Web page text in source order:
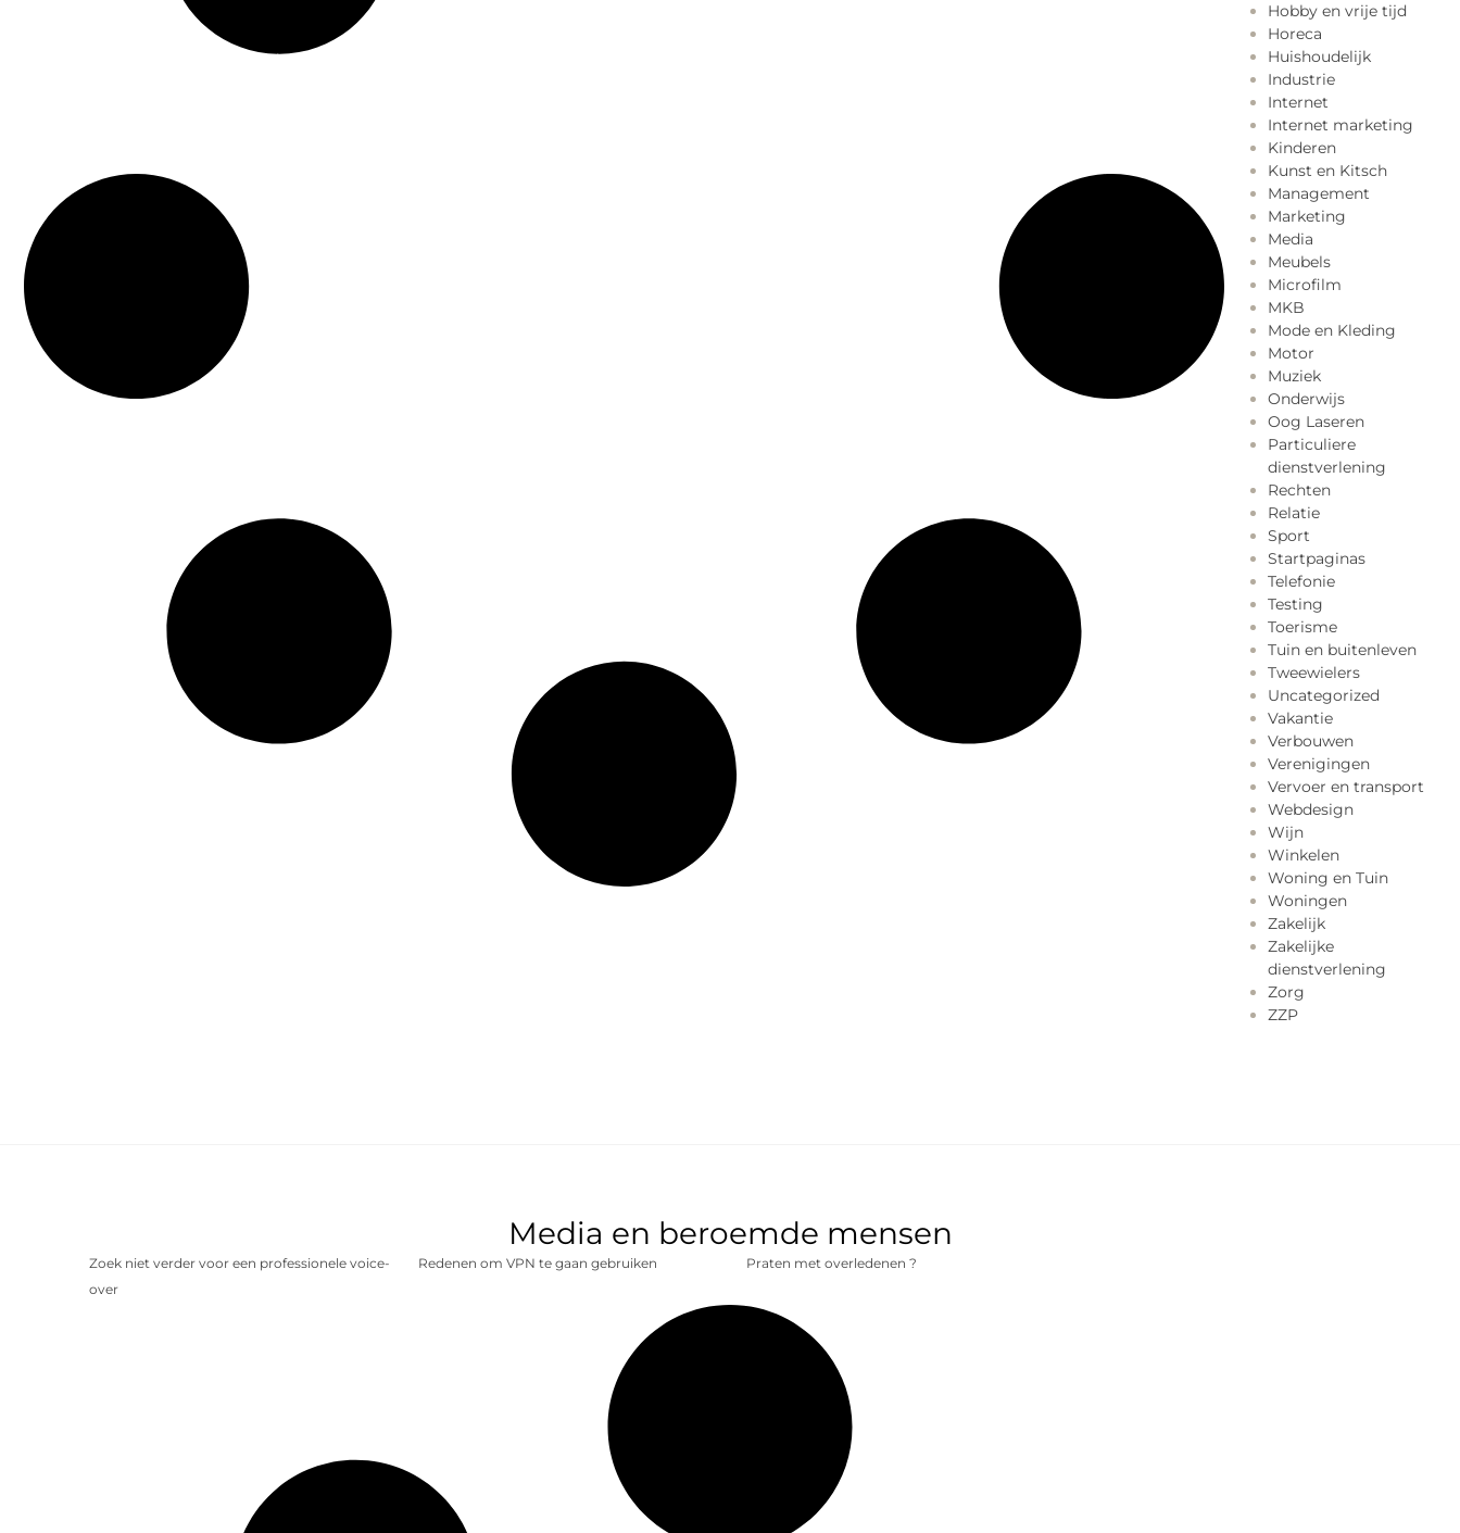
Hobby en vrije tijd
Horeca
Huishoudelijk
Industrie
Internet
Internet marketing
Kinderen
Kunst en Kitsch
Management
Marketing
Media
Meubels
Microfilm
MKB
Mode en Kleding
Motor
Muziek
Onderwijs
Oog Laseren
Particuliere
dienstverlening
Rechten
Relatie
Sport
Startpaginas
Telefonie
Testing
Toerisme
Tuin en buitenleven
Tweewielers
Uncategorized
Vakantie
Verbouwen
Verenigingen
Vervoer en transport
Webdesign
Wijn
Winkelen
Woning en Tuin
Woningen
Zakelijk
Zakelijke
dienstverlening
Zorg
ZZP
Media en beroemde mensen
Zoek niet verder voor een professionele voice-
over
Redenen om VPN te gaan gebruiken Praten met overledenen ?